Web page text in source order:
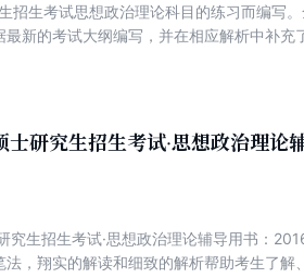
招生考试思想政治理论科目的练习而编写
新的考试大纲编写，并在相应解析中补充
士研究生招生考试·思想政治理论
究生招生考试·思想政治理论辅导用书：
法，翔实的解读和细致的解析帮助考生